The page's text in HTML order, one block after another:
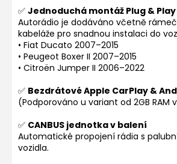
✅ Jednoduchá montáž Plug & Play
Autorádio je dodáváno včetně
kabeláže pro snadnou instalaci do
• Fiat Ducato 2007–2015
• Peugeot Boxer II 2007–2015
• Citroën Jumper II 2006–2022
✅ Bezdrátové Apple CarPlay &
(Podporováno u variant od 2GB RAM
✅ CANBUS jednotka v balení
Automatické propojení rádia s
vozidla.